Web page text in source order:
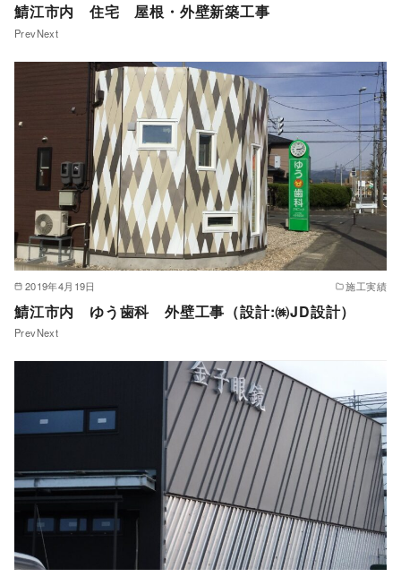
鯖江市内 住宅 屋根・外壁新築工事
PrevNext
2019年4月19日 施工実績
鯖江市内 ゆう歯科 外壁工事（設計:㈱JD設計）
PrevNext